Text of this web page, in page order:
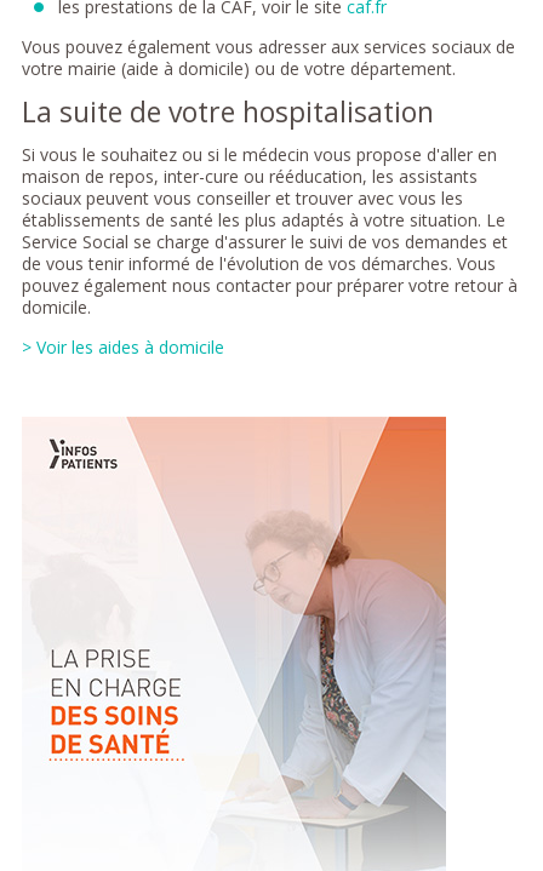
les prestations de la CAF, voir le site caf.fr
Vous pouvez également vous adresser aux services sociaux de
votre mairie (aide à domicile) ou de votre département.
La suite de votre hospitalisation
Si vous le souhaitez ou si le médecin vous propose d'aller en
maison de repos, inter-cure ou rééducation, les assistants
sociaux peuvent vous conseiller et trouver avec vous les
établissements de santé les plus adaptés à votre situation. Le
Service Social se charge d'assurer le suivi de vos demandes et
de vous tenir informé de l'évolution de vos démarches. Vous
pouvez également nous contacter pour préparer votre retour à
domicile.
> Voir les aides à domicile